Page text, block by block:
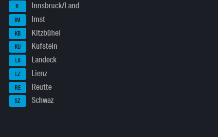
IL Innsbruck/Land
IM Imst
KB Kitzbühel
KU Kufstein
LA Landeck
LZ Lienz
RE Reutte
SZ Schwaz